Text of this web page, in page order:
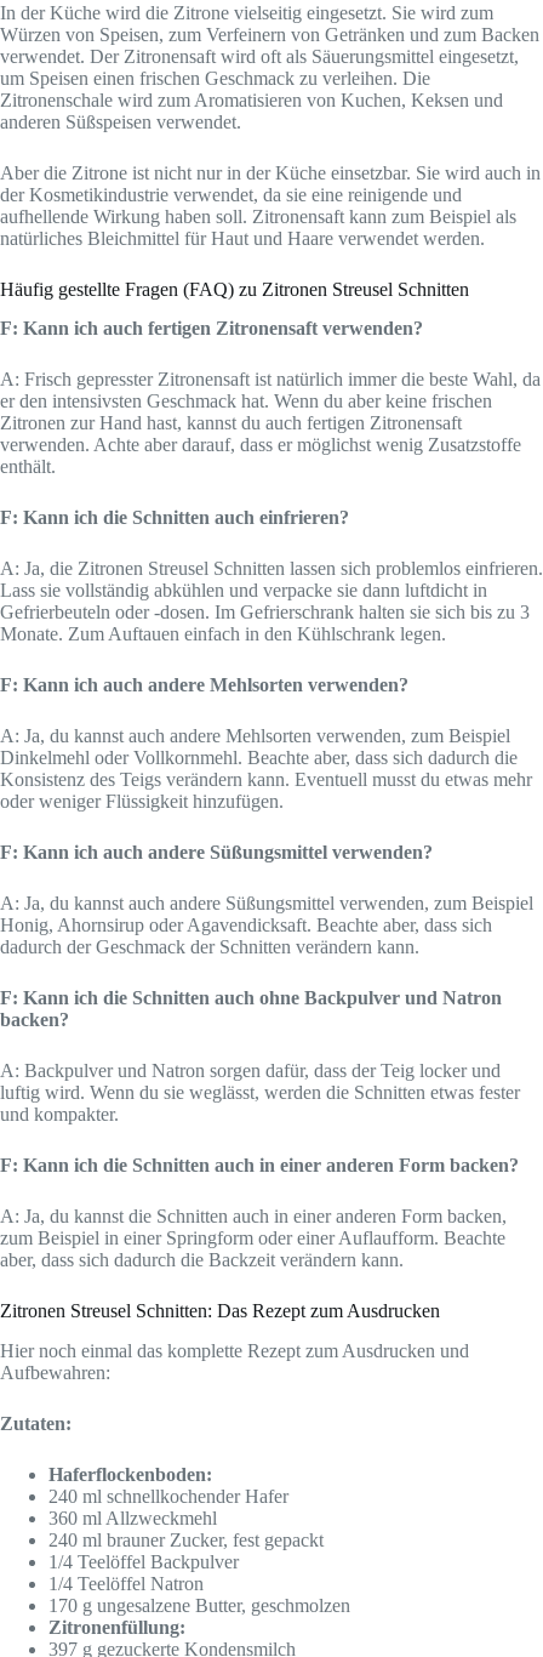
In der Küche wird die Zitrone vielseitig eingesetzt. Sie wird zum
Würzen von Speisen, zum Verfeinern von Getränken und zum Backen
verwendet. Der Zitronensaft wird oft als Säuerungsmittel eingesetzt,
um Speisen einen frischen Geschmack zu verleihen. Die
Zitronenschale wird zum Aromatisieren von Kuchen, Keksen und
anderen Süßspeisen verwendet.
Aber die Zitrone ist nicht nur in der Küche einsetzbar. Sie wird auch in
der Kosmetikindustrie verwendet, da sie eine reinigende und
aufhellende Wirkung haben soll. Zitronensaft kann zum Beispiel als
natürliches Bleichmittel für Haut und Haare verwendet werden.
Häufig gestellte Fragen (FAQ) zu Zitronen Streusel Schnitten
F: Kann ich auch fertigen Zitronensaft verwenden?
A: Frisch gepresster Zitronensaft ist natürlich immer die beste Wahl, da
er den intensivsten Geschmack hat. Wenn du aber keine frischen
Zitronen zur Hand hast, kannst du auch fertigen Zitronensaft
verwenden. Achte aber darauf, dass er möglichst wenig Zusatzstoffe
enthält.
F: Kann ich die Schnitten auch einfrieren?
A: Ja, die Zitronen Streusel Schnitten lassen sich problemlos einfrieren.
Lass sie vollständig abkühlen und verpacke sie dann luftdicht in
Gefrierbeuteln oder -dosen. Im Gefrierschrank halten sie sich bis zu 3
Monate. Zum Auftauen einfach in den Kühlschrank legen.
F: Kann ich auch andere Mehlsorten verwenden?
A: Ja, du kannst auch andere Mehlsorten verwenden, zum Beispiel
Dinkelmehl oder Vollkornmehl. Beachte aber, dass sich dadurch die
Konsistenz des Teigs verändern kann. Eventuell musst du etwas mehr
oder weniger Flüssigkeit hinzufügen.
F: Kann ich auch andere Süßungsmittel verwenden?
A: Ja, du kannst auch andere Süßungsmittel verwenden, zum Beispiel
Honig, Ahornsirup oder Agavendicksaft. Beachte aber, dass sich
dadurch der Geschmack der Schnitten verändern kann.
F: Kann ich die Schnitten auch ohne Backpulver und Natron
backen?
A: Backpulver und Natron sorgen dafür, dass der Teig locker und
luftig wird. Wenn du sie weglässt, werden die Schnitten etwas fester
und kompakter.
F: Kann ich die Schnitten auch in einer anderen Form backen?
A: Ja, du kannst die Schnitten auch in einer anderen Form backen,
zum Beispiel in einer Springform oder einer Auflaufform. Beachte
aber, dass sich dadurch die Backzeit verändern kann.
Zitronen Streusel Schnitten: Das Rezept zum Ausdrucken
Hier noch einmal das komplette Rezept zum Ausdrucken und
Aufbewahren:
Zutaten:
Haferflockenboden:
240 ml schnellkochender Hafer
360 ml Allzweckmehl
240 ml brauner Zucker, fest gepackt
1/4 Teelöffel Backpulver
1/4 Teelöffel Natron
170 g ungesalzene Butter, geschmolzen
Zitronenfüllung:
397 g gezuckerte Kondensmilch